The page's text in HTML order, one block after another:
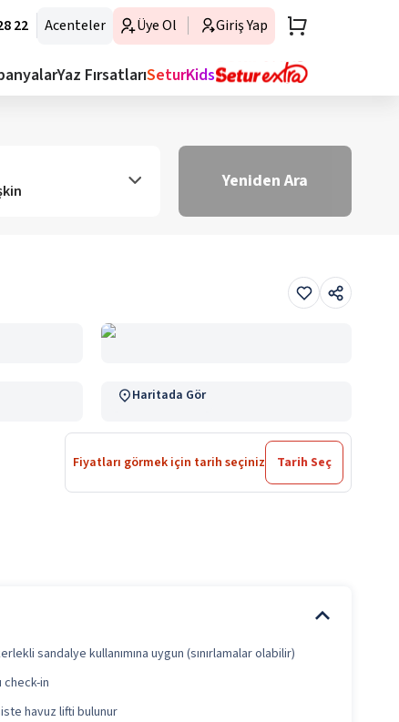
22 Acenteler Üye Ol Giriş Yap
Yaz FırsatlarıSeturKids
Yeniden Ara
Haritada Gör
Fiyatları görmek için tarih seçiniz Tarih Seç
sandalye kullanımına uygun (sınırlamalar olabilir)
check-in
havuz lifti bulunur